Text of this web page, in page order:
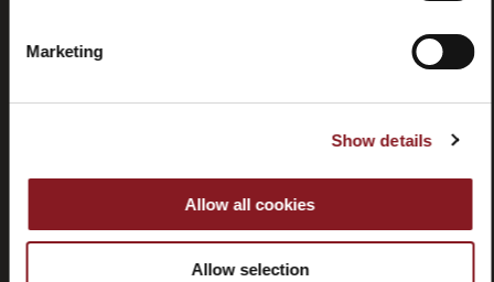
Marketing
Show details
Allow all cookies
Allow selection
Recessi